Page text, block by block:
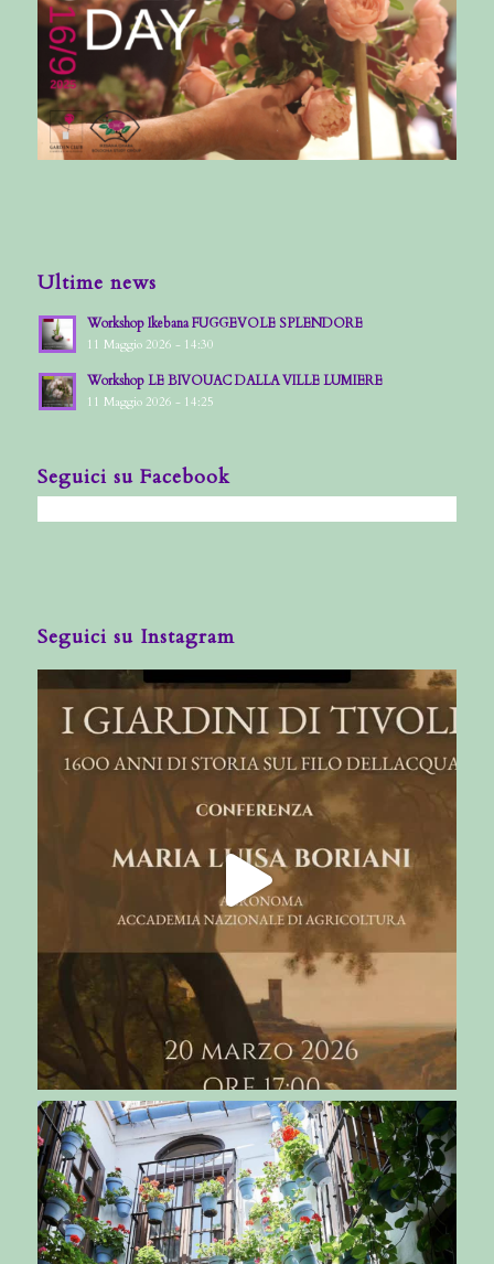
Ultime news
Workshop Ikebana FUGGEVOLE SPLENDORE
11 Maggio 2026 - 14:30
Workshop LE BIVOUAC DALLA VILLE LUMIERE
11 Maggio 2026 - 14:25
Seguici su Facebook
Seguici su Instagram